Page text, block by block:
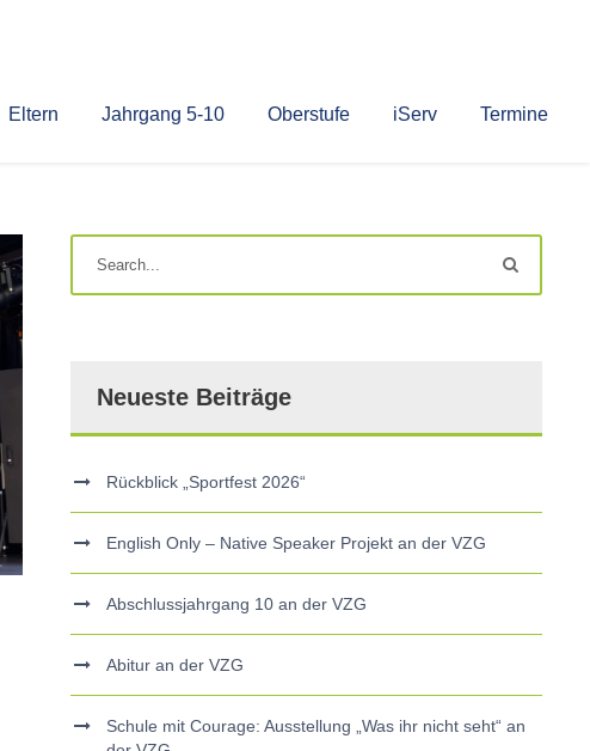
Eltern Jahrgang 5-10 Oberstufe iServ Termine
Neueste Beiträge
Rückblick „Sportfest 2026“
English Only – Native Speaker Projekt an der VZG
Abschlussjahrgang 10 an der VZG
Abitur an der VZG
Schule mit Courage: Ausstellung „Was ihr nicht seht“ an